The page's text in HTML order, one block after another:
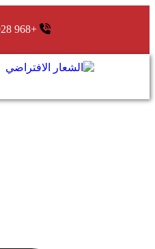
+968 9928 0543